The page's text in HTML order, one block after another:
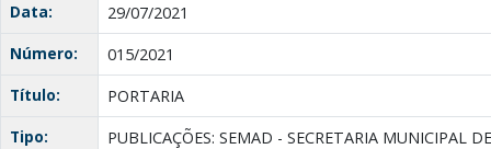
Data:
29/07/2021
Número:
015/2021
Título:
PORTARIA
Tipo:
PUBLICAÇÕES: SEMAD - SECRETARIA MUNICIPAL